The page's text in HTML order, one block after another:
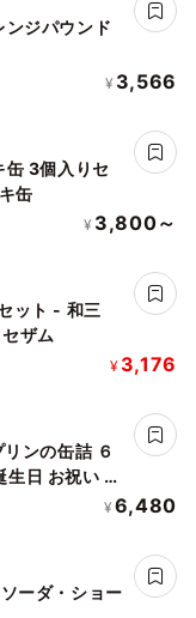
種）
ンジパウンド
¥ 3,566
缶 3個入りセ
缶
¥ 3,800～
ット - 和三
ザム
¥ 3,176
ンの缶詰 ６
日 お祝い 夏
残暑見舞い
¥ 6,480
ーダ・ショー